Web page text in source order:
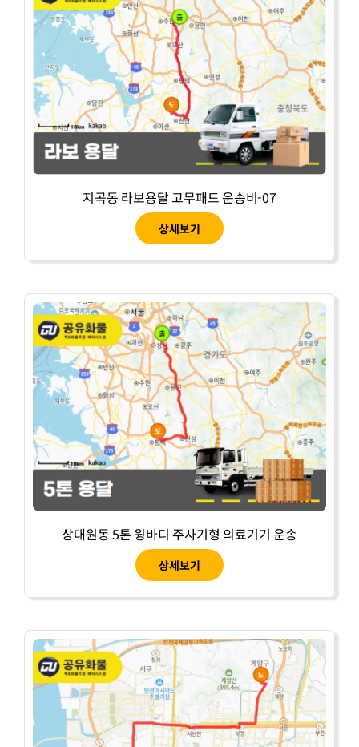
지곡동 라보용달 고무패드 운송비-07
상세보기
상대원동 5톤 윙바디 주사기형 의료기기 운송
상세보기